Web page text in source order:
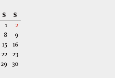
S
S
1
2
8
9
15
16
22
23
29 30